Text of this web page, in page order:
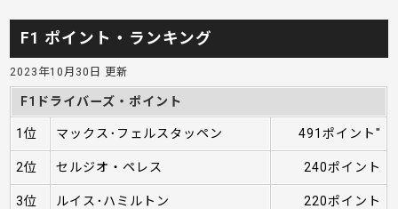
F1 ポイント・ランキング
2023年10月30日 更新
F1ドライバーズ・ポイント
1位 マックス･フェルスタッペン 491ポイント"
2位 セルジオ・ペレス 240ポイント
3位 ルイス･ハミルトン 220ポイント